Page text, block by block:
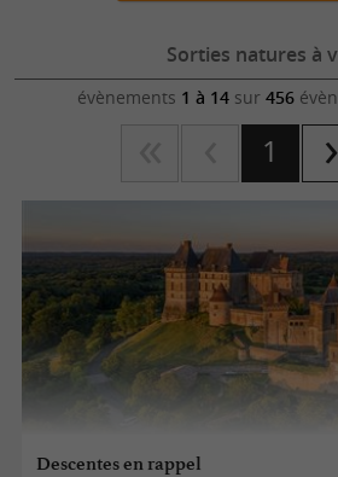
Sorties natures à
évènements 1 à 14sur 456
1
Descentes en rappel